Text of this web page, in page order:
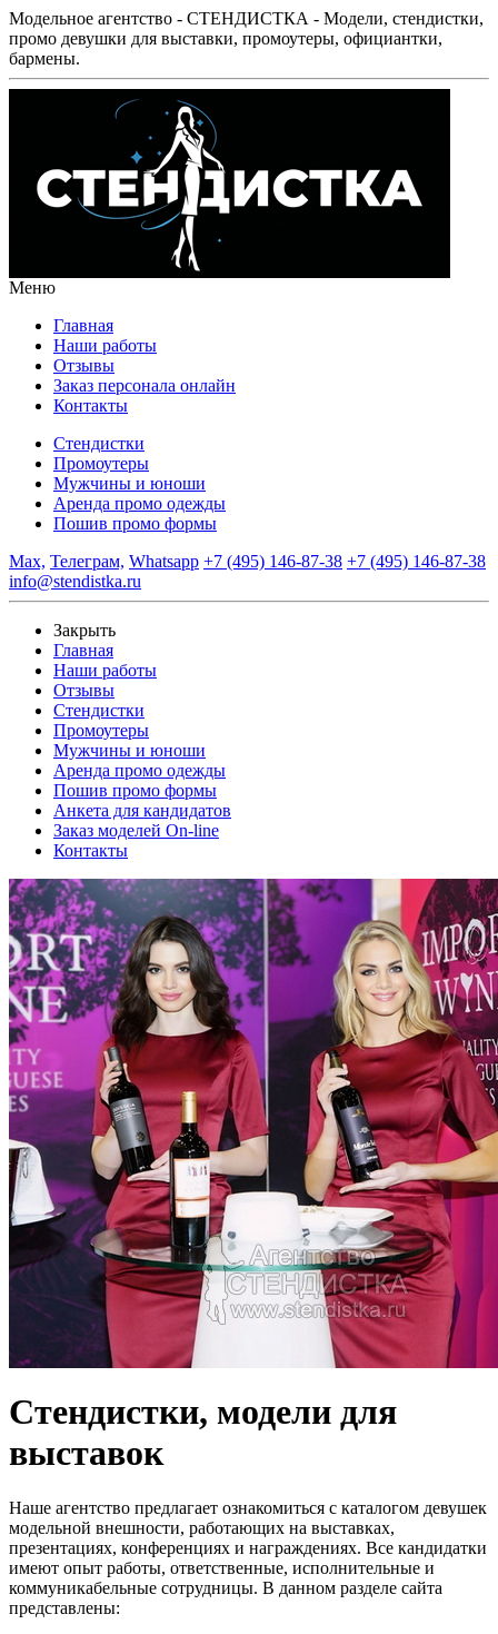
Модельное агентство - СТЕНДИСТКА - Модели, стендистки,
промо девушки для выставки, промоутеры, официантки,
бармены.
Меню
Главная
Наши работы
Отзывы
Заказ персонала онлайн
Контакты
Стендистки
Промоутеры
Мужчины и юноши
Аренда промо одежды
Пошив промо формы
Max, Телеграм, Whatsapp +7 (495) 146-87-38 +7 (495) 146-87-38
info@stendistka.ru
Закрыть
Главная
Наши работы
Отзывы
Стендистки
Промоутеры
Мужчины и юноши
Аренда промо одежды
Пошив промо формы
Анкета для кандидатов
Заказ моделей On-line
Контакты
Стендистки, модели для
выставок
Наше агентство предлагает ознакомиться с каталогом девушек
модельной внешности, работающих на выставках,
презентациях, конференциях и награждениях. Все кандидатки
имеют опыт работы, ответственные, исполнительные и
коммуникабельные сотрудницы. В данном разделе сайта
представлены: